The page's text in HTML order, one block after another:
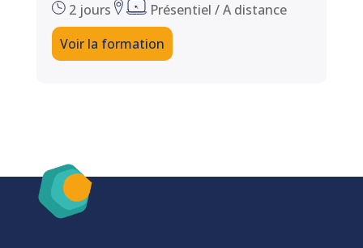
2 jours
Présentiel / A distance
Voir la formation